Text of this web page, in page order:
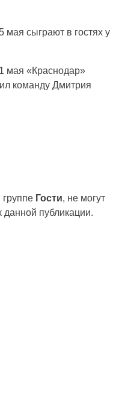
сыграют в гостях у
мая «Краснодар»
команду Дмитрия
Гости, не могут
данной публикации.